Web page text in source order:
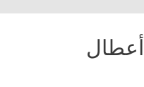
أعطال